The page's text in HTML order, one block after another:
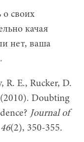
своих
качая
нет, ваша
R. E., Rucker, D.
Doubting
Journal of
(2), 350-355.